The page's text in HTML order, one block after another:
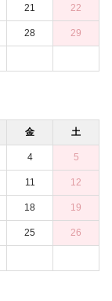
21 22
28 29
金 土
4 5
11 12
18 19
25 26